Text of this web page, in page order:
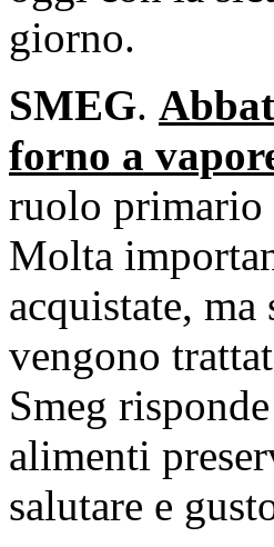
giorno.
SMEG.
forno a
ruolo primario
Molta
acquistate, ma
vengono
Smeg
alimenti
salutare e